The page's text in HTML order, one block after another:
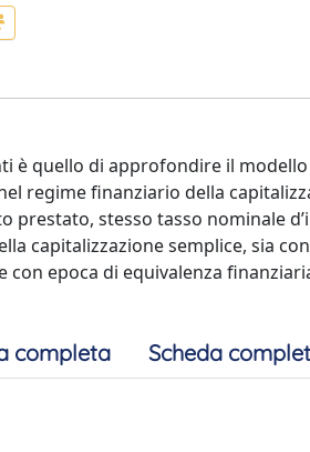
è quello di approfondire il
regime finanziario della
stesso tasso nominale
capitalizzazione semplice, sia
con epoca di equivalenza
completa Scheda